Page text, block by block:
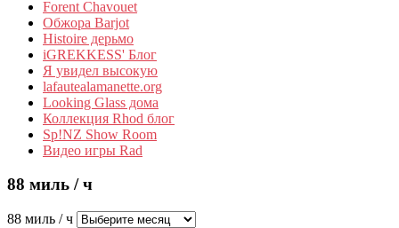
Forent Chavouet
Обжора Barjot
Histoire дерьмо
iGREKKESS' Блог
Я увидел высокую
lafautealamanette.org
Looking Glass дома
Коллекция Rhod блог
Sp!NZ Show Room
Видео игры Rad
88 миль / ч
88 миль / ч